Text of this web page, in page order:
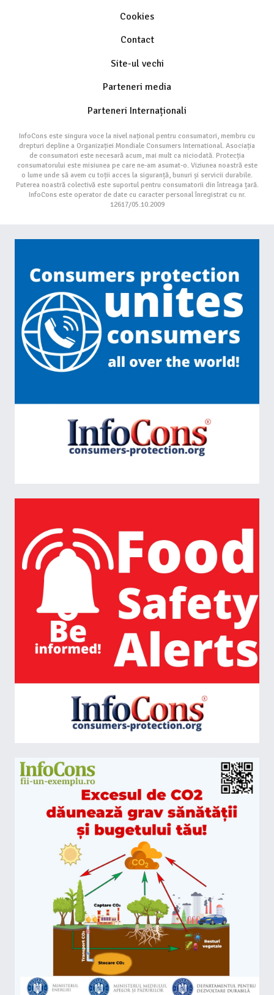
Cookies
Contact
Site-ul vechi
Parteneri media
Parteneri Internaționali
InfoCons este singura voce la nivel național pentru consumatori, membru cu
drepturi depline a Organizației Mondiale Consumers International. Asociația
de consumatori este necesară acum, mai mult ca niciodată. Protecția
consumatorului este misiunea pe care ne-am asumat-o. Viziunea noastră este
o lume unde să avem cu toții acces la siguranță, bunuri și servicii durabile.
Puterea noastră colectivă este suportul pentru consumatorii din întreaga țară.
InfoCons este operator de date cu caracter personal înregistrat cu nr.
12617/05.10.2009